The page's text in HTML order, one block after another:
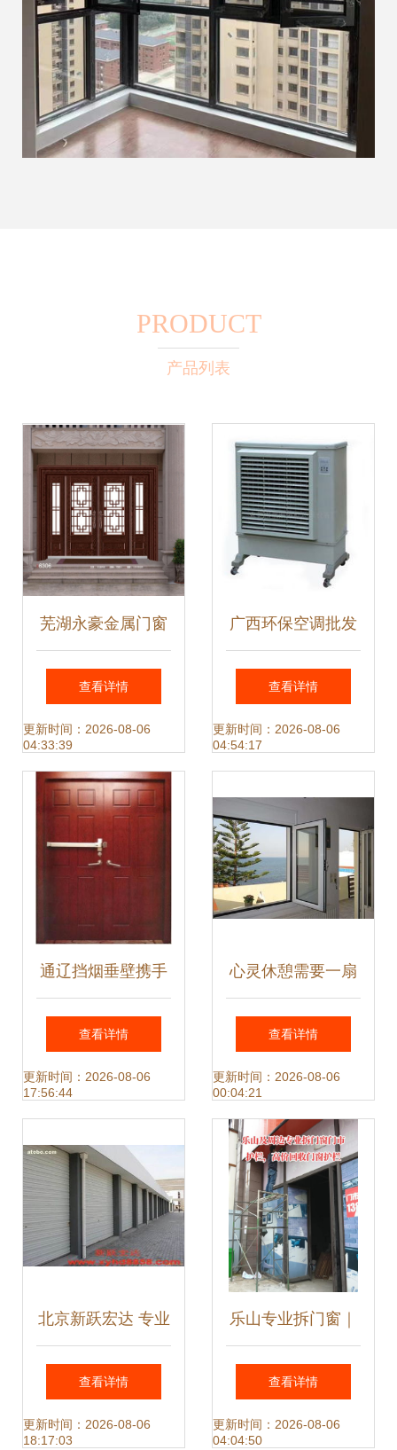
PRODUCT
产品列表
芜湖永豪金属门窗
匠心锻造高端金属
门窗系列，定义建
筑美学新标杆
查看详情
更新时间：2026-08-06
04:33:39
广西环保空调批发
价参考与金属门窗
选购指南（联系方
22787393）
查看详情
更新时间：2026-08-06
04:54:17
通辽挡烟垂壁携手
共赢，诚邀经销商
共拓空调设备市场
查看详情
更新时间：2026-08-06
17:56:44
心灵休憩需要一扇
窗口
查看详情
更新时间：2026-08-06
00:04:21
北京新跃宏达 专业
卷帘门窗厂热卖促
销，优质金属门窗
查看详情
更新时间：2026-08-06
18:17:03
乐山专业拆门窗｜
五洲汉唐门市拆
除，预祝装修顺
查看详情
更新时间：2026-08-06
04:04:50